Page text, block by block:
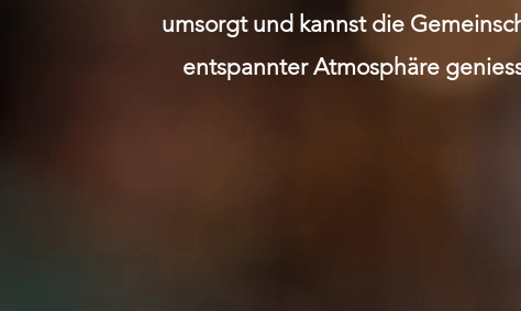
umsorgt und kannst die
entspannter Atmosphäre